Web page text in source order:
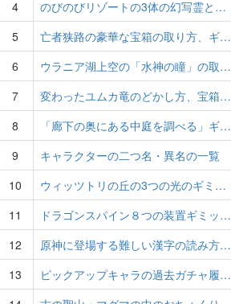
4
のびのびリゾートの3体の幻写霊と…
5
亡者狭路の豪華な宝箱の取り方、ギ…
6
ウラニア湖上空の「水神の瞳」の取…
7
変わったユムカ竜のどかし方、宝箱…
8
「廊下の奥にある中庭を調べる」ギ…
9
キャラクターの二つ名・異名の一覧
10
ウィッツトリの丘の3つの光のギミ…
11
ドラゴンスパイン８つの装置ギミッ…
12
原神に登場する難しい漢字の読み方…
13
ピックアップキャラの過去ガチャ履…